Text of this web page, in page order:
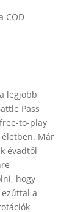
legjobb
Pass
to-play
Már
évadtól
hogy
a